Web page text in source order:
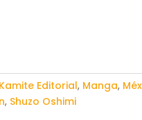
Kamite Editorial, Manga,
, Shuzo Oshimi